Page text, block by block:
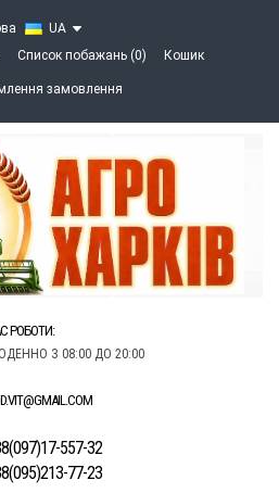
UA
Список побажань (0) Кошик
замовлення
РОБОТИ:
З 08:00 ДО 20:00
557-32
77-23